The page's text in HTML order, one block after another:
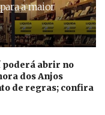
a maior
poderá abrir no
dos Anjos
de regras; confira